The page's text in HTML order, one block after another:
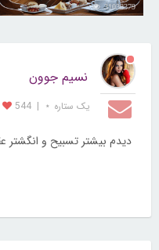
31038379
نسیم جوون
یک ستاره ⋆ |
544
دیدم بیشتر تسبیح و انگشتر